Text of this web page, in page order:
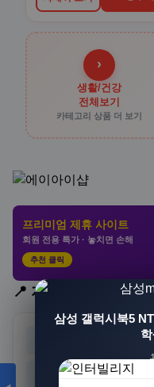
›
생활/건강
전체보기
카테고리 상품 더 보기
프리미엄 제휴 사이트
회원 전용 특가 · 놓치면 손해
추천 클릭
📍 지역 선택
부산
광주 대전
[3+1] 동국제약 마
부
삼성 갤럭시북5